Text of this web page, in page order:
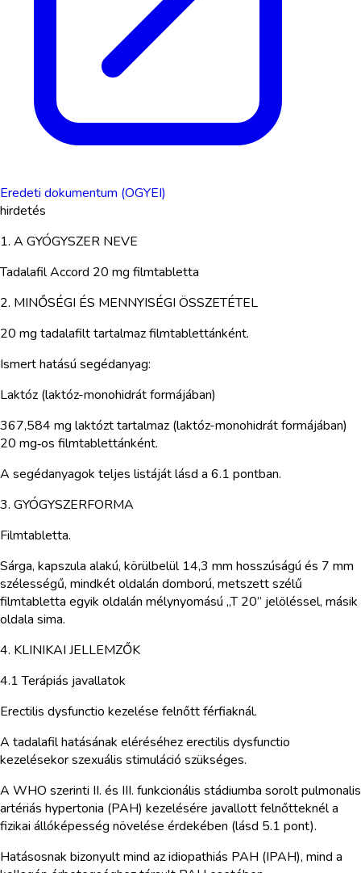
Eredeti dokumentum (OGYEI)
hirdetés
1. A GYÓGYSZER NEVE
Tadalafil Accord 20 mg filmtabletta
2. MINŐSÉGI ÉS MENNYISÉGI ÖSSZETÉTEL
20 mg tadalafilt tartalmaz filmtablettánként.
Ismert hatású segédanyag:
Laktóz (laktóz-monohidrát formájában)
367,584 mg laktózt tartalmaz (laktóz-monohidrát formájában)
20 mg‑os filmtablettánként.
A segédanyagok teljes listáját lásd a 6.1 pontban.
3. GYÓGYSZERFORMA
Filmtabletta.
Sárga, kapszula alakú, körülbelül 14,3 mm hosszúságú és 7 mm
szélességű, mindkét oldalán domború, metszett szélű
filmtabletta egyik oldalán mélynyomású „T 20” jelöléssel, másik
oldala sima.
4. KLINIKAI JELLEMZŐK
4.1 Terápiás javallatok
Erectilis dysfunctio kezelése felnőtt férfiaknál.
A tadalafil hatásának eléréséhez erectilis dysfunctio
kezelésekor szexuális stimuláció szükséges.
A WHO szerinti II. és III. funkcionális stádiumba sorolt pulmonalis
artériás hypertonia (PAH) kezelésére javallott felnőtteknél a
fizikai állóképesség növelése érdekében (lásd 5.1 pont).
Hatásosnak bizonyult mind az idiopathiás PAH (IPAH), mind a